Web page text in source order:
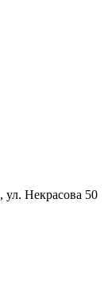
, ул. Некрасова 50